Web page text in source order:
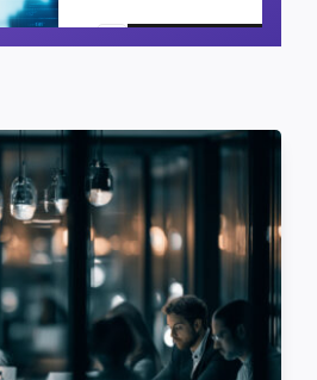
Planifier un appel